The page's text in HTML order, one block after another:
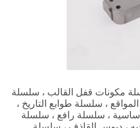
مكونات قفل القالب ، سلسلة
، سلسلة طوابع التاريخ ،
، سلسلة رافع ، سلسلة